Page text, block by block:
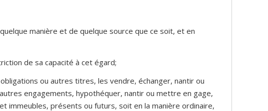
manière et de quelque source que ce soit, et en
de sa capacité à cet égard;
ou autres titres, les vendre, échanger, nantir ou
engagements, hypothéquer, nantir ou mettre en gage,
immeubles, présents ou futurs, soit en la manière ordinaire,